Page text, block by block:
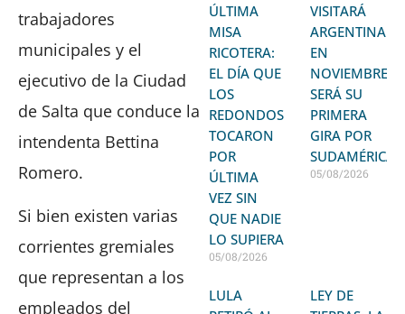
trabajadores
municipales y el
ejecutivo de la Ciudad
de Salta que conduce la
intendenta Bettina
Romero.
Si bien existen varias
corrientes gremiales
que representan a los
empleados del
ÚLTIMA
MISA
RICOTERA:
EL DÍA QUE
LOS
REDONDOS
TOCARON
POR
ÚLTIMA
VEZ SIN
QUE NADIE
LO SUPIERA
05/08/2026
VISITARÁ
ARGENTINA
EN
NOVIEMBRE:
SERÁ SU
PRIMERA
GIRA POR
SUDAMÉRICA
05/08/2026
LULA
LEY DE